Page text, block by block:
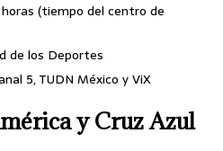
horas (tiempo del centro de
de los Deportes
5, TUDN México y ViX
y Cruz Azul